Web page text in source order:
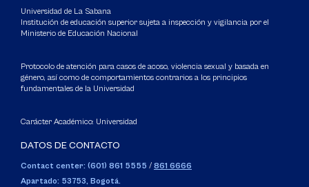
Universidad de La Sabana
Institución de educación superior sujeta a inspección y vigilancia por el
Ministerio de Educación Nacional
Protocolo de atención para casos de acoso, violencia sexual y basada en
género, así como de comportamientos contrarios a los principios
fundamentales de la Universidad
Carácter Académico: Universidad
DATOS DE CONTACTO
Contact center: (601) 861 5555 / 861 6666
Apartado: 53753, Bogotá.